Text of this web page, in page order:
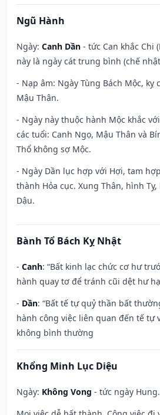
Ngũ Hành
Ngày: Canh Dần - tức Can khắc Chi
này là ngày cát trung bình (chế
- Nạp âm: Ngày Tùng Bách Mộc, kỵ
Mậu Thân.
- Ngày này thuộc hành Mộc khắc
các tuổi: Canh Ngọ, Mậu Thân và
Thổ không sợ Mộc.
- Ngày Dần lục hợp với Hợi, tam
thành Hỏa cục. Xung Thân, hình
Dậu.
Bành Tổ Bách Kỵ Nhật
- Canh: “Bất kinh lạc chức cơ hư
hành quay tơ để tránh cũi dệt hư
- Dần: “Bất tế tự quỷ thần bất
hành công việc liên quan đến tế tự
không bình thường
Khổng Minh Lục Diệu
Ngày: Không Vong - tức ngày Hung.